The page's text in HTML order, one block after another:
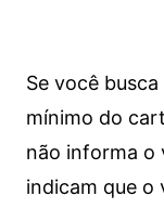
Se você
mínimo do
não informa o
indicam que o